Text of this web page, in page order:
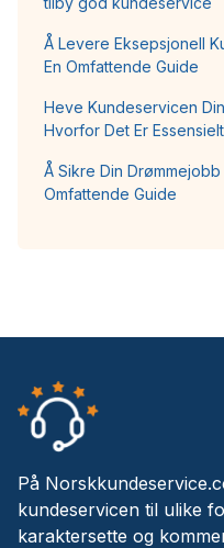
Å Levere Eksepsjonell
En Omfattende Guide
Heve Kundeservicen
Hvorfor Det Er Essensielt
Å Sikre Din
Omfattende Guide
På
kundeservicen til ulike
karaktersette og